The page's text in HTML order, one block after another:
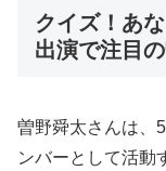
クイズ！あ
出演で注目
曽野舜太さんは、
ンバーとして活動